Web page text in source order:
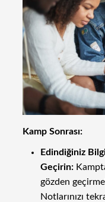
Kamp Sonrası:
Edindiğiniz
Geçirin:
gözden
Notlarınızı